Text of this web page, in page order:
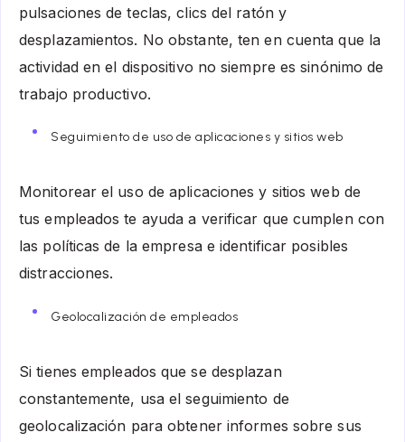
pulsaciones de teclas, clics del ratón y
desplazamientos. No obstante, ten en cuenta que la
actividad en el dispositivo no siempre es sinónimo de
trabajo productivo.
Seguimiento de uso de aplicaciones y sitios web
Monitorear el uso de aplicaciones y sitios web de
tus empleados te ayuda a verificar que cumplen con
las políticas de la empresa e identificar posibles
distracciones.
Geolocalización de empleados
Si tienes empleados que se desplazan
constantemente, usa el seguimiento de
geolocalización para obtener informes sobre sus